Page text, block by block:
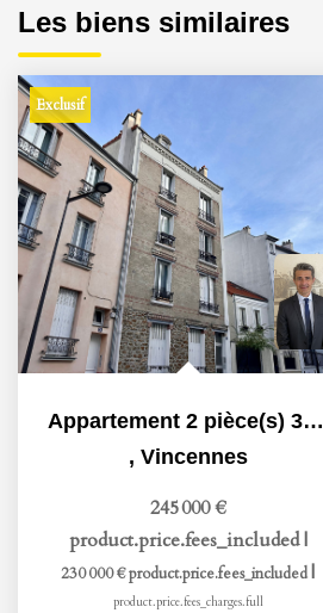
Les biens similaires
Exclusif
Appartement 2 pièce(s) 32.6 m2
, Vincennes
245 000 €
product.price.fees_included|
230 000 €product.price.fees_included|
product.price.fees_charges.full